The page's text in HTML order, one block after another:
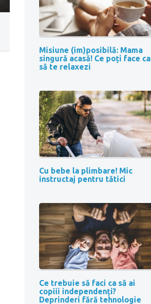
Misiune (im)posibilă: Mama
singură acasă! Ce poți face ca
să te relaxezi
Cu bebe la plimbare! Mic
instructaj pentru tătici
Ce trebuie să faci ca să ai
copiii independenți?
Deprinderi fără tehnologie